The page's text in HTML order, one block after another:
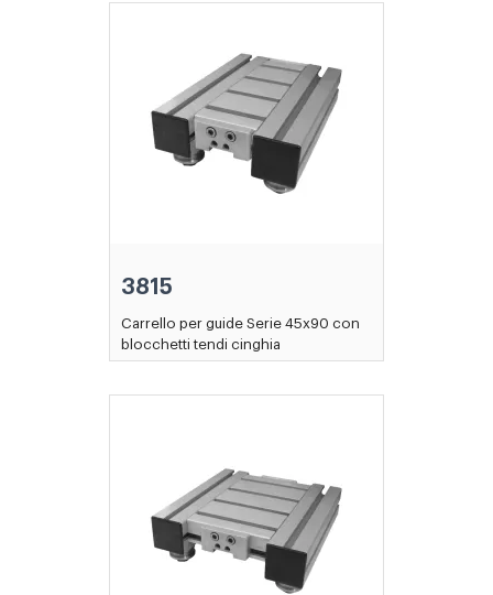
3815
Carrello per guide Serie 45x90 con
blocchetti tendi cinghia